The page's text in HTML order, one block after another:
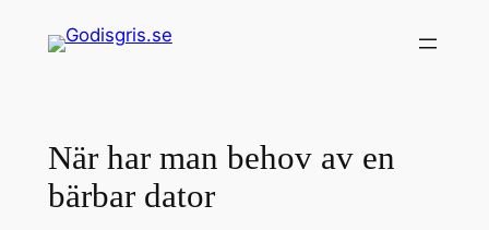
När har man behov av en
bärbar dator